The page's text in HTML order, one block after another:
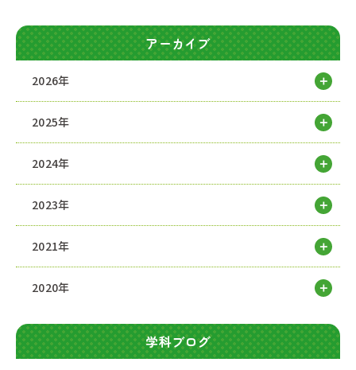
アーカイブ
2026年
2025年
2024年
2023年
2021年
2020年
学科ブログ